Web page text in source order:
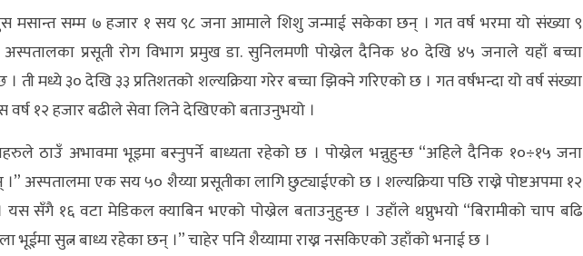
मसान्त सम्म ७ हजार १ सय ९८ जना आमाले शिशु जन्माई सकेका छन् । गत वर्ष भरमा यो संख्या ९
प्रसूती रोग विभाग प्रमुख डा. सुनिलमणी पोख्रेल दैनिक ४० देखि ४५ जनाले यहाँ बच्चा
ती मध्ये ३० देखि ३३ प्रतिशतको शल्यक्रिया गरेर बच्चा झिक्ने गरिएको छ । गत वर्षभन्दा यो वर्ष संख्या
१२ हजार बढीले सेवा लिने देखिएको बताउनुभयो ।
ठाउँ अभावमा भूइमा बस्नुपर्ने बाध्यता रहेको छ । पोख्रेल भन्नुहुन्छ “अहिले दैनिक १०÷१५ जना
अस्पतालमा एक सय ५० शैय्या प्रसूतीका लागि छुट्याईएको छ । शल्यक्रिया पछि राख्ने पोष्टअपमा १२
यस सँगै १६ वटा मेडिकल क्याबिन भएको पोख्रेल बताउनुहुन्छ । उहाँले थप्नुभयो “बिरामीको चाप बढि
भूईमा सुत्न बाध्य रहेका छन् ।” चाहेर पनि शैय्यामा राख्न नसकिएको उहाँको भनाई छ ।